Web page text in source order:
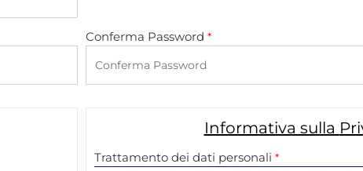
Conferma Password *
Informativa sulla
Trattamento dei dati personali *